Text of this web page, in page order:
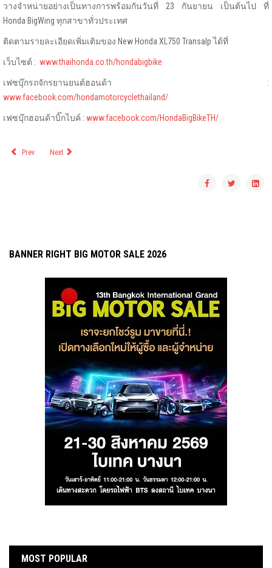
วางจำหน่ายอย่างเป็นทางการพร้อมกันวันที่ 23 กันยายน เป็นต้นไป ที่
Honda BigWing ทุกสาขาทั่วประเทศ
ติดตามรายละเอียดเพิ่มเติมของ New Honda XL750 Transalp ได้ที่
เว็บไซต์ : www.thaihonda.co.th/hondabigbike
เฟซบุ๊กรถจักรยานยนต์ฮอนด้า :
www.facebook.com/hondamotorcyclethailand/
เฟซบุ๊กฮอนด้าบิ๊กไบค์ : www.facebook.com/HondaBigBikeTH/
Prev Next
BANNER RIGHT BIG MOTOR SALE 2026
MOST POPULAR